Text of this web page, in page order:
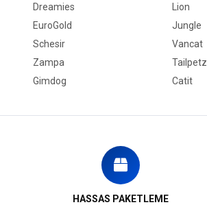
Dreamies
Lion
EuroGold
Jungle
Schesir
Vancat
Zampa
Tailpetz
Gimdog
Catit
HASSAS PAKETLEME